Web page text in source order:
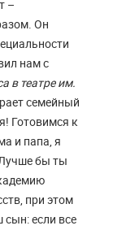
–
Он
нам с
в театре им.
семейный
Готовимся к
и папа, я
бы ты
при этом
сын: если все